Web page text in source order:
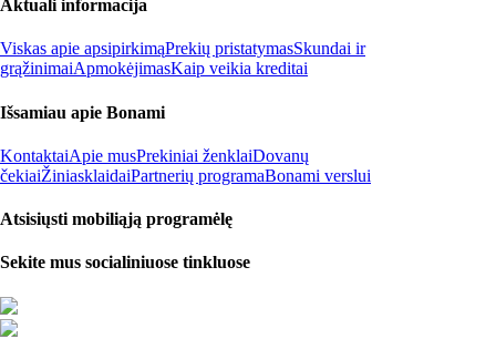
Aktuali informacija
Viskas apie apsipirkimąPrekių pristatymasSkundai ir
grąžinimaiApmokėjimasKaip veikia kreditai
Išsamiau apie Bonami
KontaktaiApie musPrekiniai ženklaiDovanų
čekiaiŽiniasklaidaiPartnerių programaBonami verslui
Atsisiųsti mobiliąją programėlę
Sekite mus socialiniuose tinkluose